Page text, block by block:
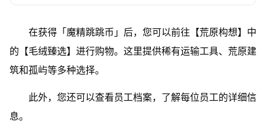
在获得「魔精跳跳币」后，您可以前往【荒原构想】中
的【毛绒臻选】进行购物。这里提供稀有运输工具、荒原建
筑和孤屿等多种选择。
此外，您还可以查看员工档案，了解每位员工的详细信
息。